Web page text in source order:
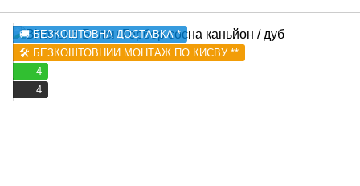
🚚 БЕЗКОШТОВНА ДОСТАВКА *
🛠️ БЕЗКОШТОВНИЙ МОНТАЖ ПО КИЄВУ **
4
4